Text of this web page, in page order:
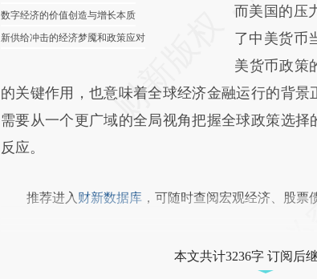
数字经济的价值创造与增长本质
新供给冲击的经济梦魇和政策应对
而美国的压
了中美货币
美货币政策
的关键作用，也意味着全球经济金融运行的背景
需要从一个更广域的全局视角把握全球政策选
反应。
推荐进入 财新数据库 ，可随时查阅宏观经济、股票
本文共计3236字 订阅后